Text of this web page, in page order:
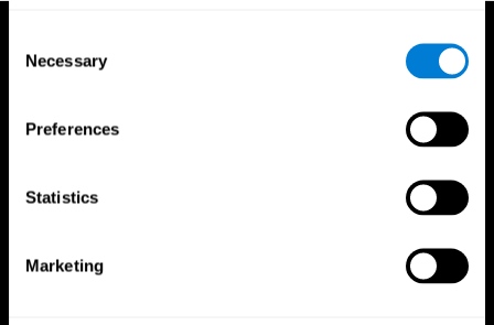
Selection
Necessary
Preferences
Statistics
Marketing